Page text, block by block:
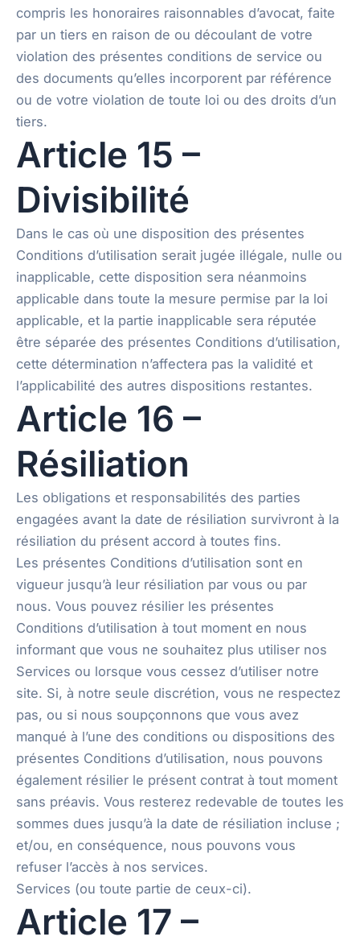
compris les honoraires raisonnables d’avocat, faite
par un tiers en raison de ou découlant de votre
violation des présentes conditions de service ou
des documents qu’elles incorporent par référence
ou de votre violation de toute loi ou des droits d’un
tiers.
Article 15 –
Divisibilité
Dans le cas où une disposition des présentes
Conditions d’utilisation serait jugée illégale, nulle ou
inapplicable, cette disposition sera néanmoins
applicable dans toute la mesure permise par la loi
applicable, et la partie inapplicable sera réputée
être séparée des présentes Conditions d’utilisation,
cette détermination n’affectera pas la validité et
l’applicabilité des autres dispositions restantes.
Article 16 –
Résiliation
Les obligations et responsabilités des parties
engagées avant la date de résiliation survivront à la
résiliation du présent accord à toutes fins.
Les présentes Conditions d’utilisation sont en
vigueur jusqu’à leur résiliation par vous ou par
nous. Vous pouvez résilier les présentes
Conditions d’utilisation à tout moment en nous
informant que vous ne souhaitez plus utiliser nos
Services ou lorsque vous cessez d’utiliser notre
site. Si, à notre seule discrétion, vous ne respectez
pas, ou si nous soupçonnons que vous avez
manqué à l’une des conditions ou dispositions des
présentes Conditions d’utilisation, nous pouvons
également résilier le présent contrat à tout moment
sans préavis. Vous resterez redevable de toutes les
sommes dues jusqu’à la date de résiliation incluse ;
et/ou, en conséquence, nous pouvons vous
refuser l’accès à nos services.
Services (ou toute partie de ceux-ci).
Article 17 –